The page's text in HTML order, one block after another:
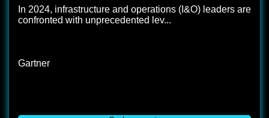
In 2024, infrastructure and operations (I&O) leaders are
confronted with unprecedented lev...
Gartner